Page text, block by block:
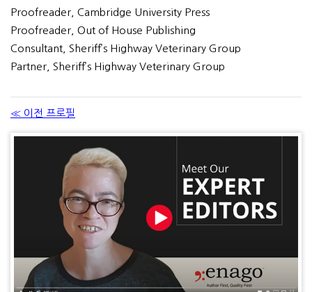
Proofreader, Cambridge University Press
Proofreader, Out of House Publishing
Consultant, Sheriff’s Highway Veterinary Group
Partner, Sheriff’s Highway Veterinary Group
≪ 이전 프로필